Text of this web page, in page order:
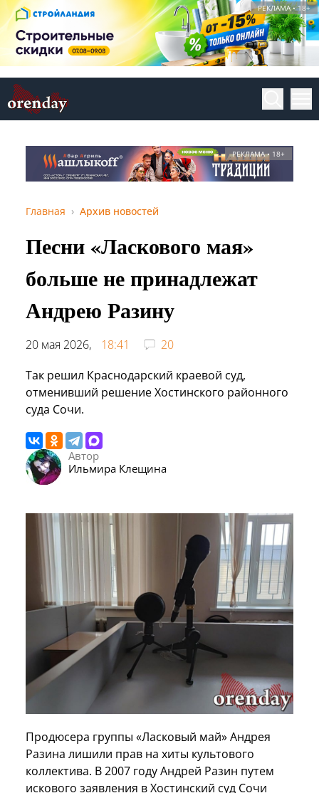
РЕКЛАМА • 18+
РЕКЛАМА • 18+
Главная Архив новостей
Песни «Ласкового мая»
больше не принадлежат
Андрею Разину
20 мая 2026, 18:41
20
Так решил Краснодарский краевой суд,
отменивший решение Хостинского районного
суда Сочи.
Автор
Ильмира Клещина
Продюсера группы «Ласковый май» Андрея
Разина лишили прав на хиты культового
коллектива. В 2007 году Андрей Разин путем
искового заявления в Хостинский суд Сочи